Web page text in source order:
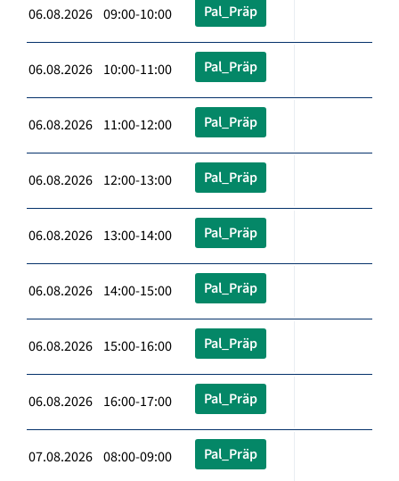
06.08.2026 09:00-10:00 Pal_Präp
06.08.2026 10:00-11:00 Pal_Präp
06.08.2026 11:00-12:00 Pal_Präp
06.08.2026 12:00-13:00 Pal_Präp
06.08.2026 13:00-14:00 Pal_Präp
06.08.2026 14:00-15:00 Pal_Präp
06.08.2026 15:00-16:00 Pal_Präp
06.08.2026 16:00-17:00 Pal_Präp
07.08.2026 08:00-09:00 Pal_Präp